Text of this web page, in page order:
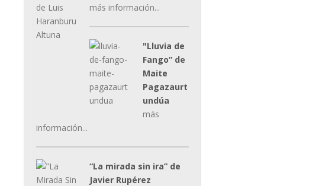
más información...
"Lluvia de
Fango” de
Maite
Pagazaurt
undúa
más
información...
“La mirada sin ira” de
Javier Rupérez